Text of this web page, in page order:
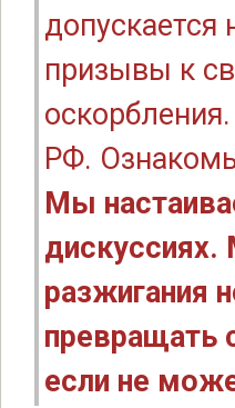
призывы к
РФ.
Мы
дискуссиях.
разжигания
превращать
если не